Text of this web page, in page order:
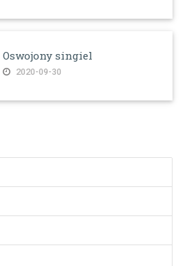
Oswojony singiel
2020-09-30